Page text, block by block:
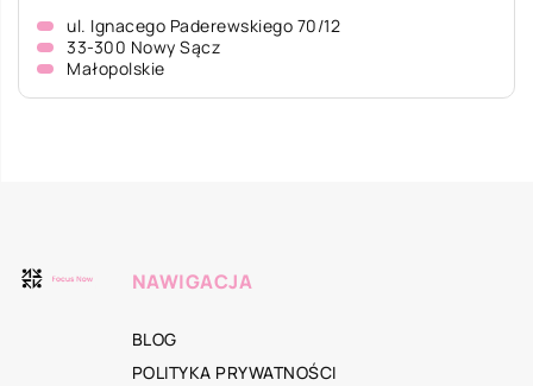
ul. Ignacego Paderewskiego 70/12
33-300 Nowy Sącz
Małopolskie
NAWIGACJA
BLOG
POLITYKA PRYWATNOŚCI